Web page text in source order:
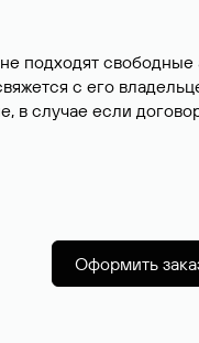
подходят
с его
в случае если
Оформить